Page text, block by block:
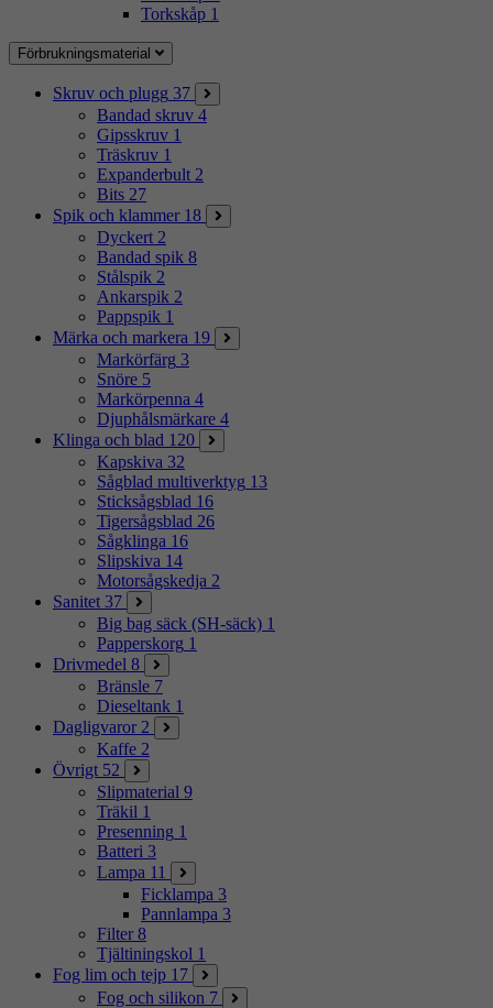
Torkskåp 1
Förbrukningsmaterial
Skruv och plugg 37
Bandad skruv 4
Gipsskruv 1
Träskruv 1
Expanderbult 2
Bits 27
Spik och klammer 18
Dyckert 2
Bandad spik 8
Stålspik 2
Ankarspik 2
Pappspik 1
Märka och markera 19
Markörfärg 3
Snöre 5
Markörpenna 4
Djuphålsmärkare 4
Klinga och blad 120
Kapskiva 32
Sågblad multiverktyg 13
Sticksågsblad 16
Tigersågsblad 26
Sågklinga 16
Slipskiva 14
Motorsågskedja 2
Sanitet 37
Big bag säck (SH-säck) 1
Papperskorg 1
Drivmedel 8
Bränsle 7
Dieseltank 1
Dagligvaror 2
Kaffe 2
Övrigt 52
Slipmaterial 9
Träkil 1
Presenning 1
Batteri 3
Lampa 11
Ficklampa 3
Pannlampa 3
Filter 8
Tjältiningskol 1
Fog lim och tejp 17
Fog och silikon 7